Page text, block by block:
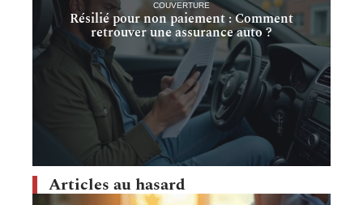
COUVERTURE
Résilié pour non paiement : Comment
retrouver une assurance auto ?
Articles au hasard